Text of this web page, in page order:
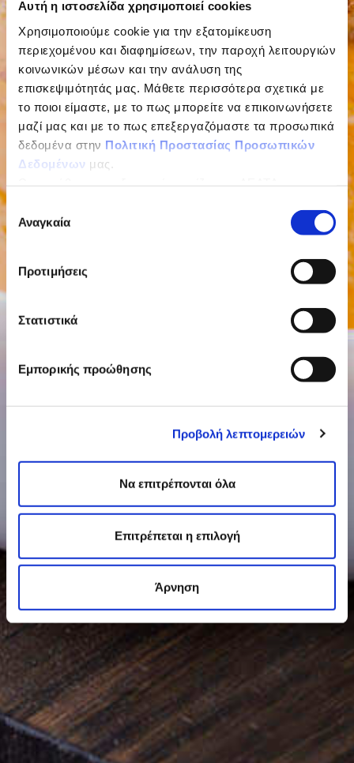
Αυτή η ιστοσελίδα χρησιμοποιεί cookies
Χρησιμοποιούμε cookie για την εξατομίκευση
περιεχομένου και διαφημίσεων, την παροχή λειτουργιών
κοινωνικών μέσων και την ανάλυση της
επισκεψιμότητάς μας. Μάθετε περισσότερα σχετικά με
το ποιοι είμαστε, με το πως μπορείτε να επικοινωνήσετε
μαζί μας και με το πως επεξεργαζόμαστε τα προσωπικά
δεδομένα στην Πολιτική Προστασίας Προσωπικών
Δεδομένων μας.
Επιλογή
συγκατάθεσης
Αναγκαία
Προτιμήσεις
Στατιστικά
Εμπορικής προώθησης
Προβολή λεπτομερειών
Να επιτρέπονται όλα
Επιτρέπεται η επιλογή
Άρνηση